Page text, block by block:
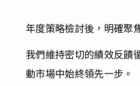
年度策略檢討後，明確聚
我們維持密切的績效反饋
動市場中始終領先一步。